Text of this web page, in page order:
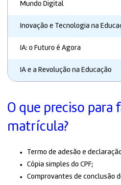
Mundo Digital
Inovação e Tecnologia na
IA: o Futuro é Agora
IA e a Revolução na Educação
O que preciso para
matrícula?
Termo de adesão e
Cópia simples do CPF;
Comprovantes de conclusão